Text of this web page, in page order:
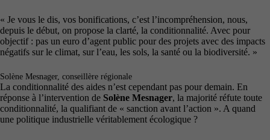
« Je vous le dis, vos bonifications, c’est l’incompréhension, nous,
depuis le début, on propose la clarté, la conditionnalité. Avec pour
objectif : pas un euro d’agent public pour des projets avec des impacts
négatifs sur le climat, sur l’eau, les sols, la santé ou la biodiversité. »
Solène Mesnager, conseillère régionale
La conditionnalité des aides n’est cependant pas pour demain. En
réponse à l’intervention de Solène Mesnager, la majorité réfute toute
conditionnalité, la qualifiant de « sanction avant l’action ». A quand
une politique industrielle véritablement écologique ?